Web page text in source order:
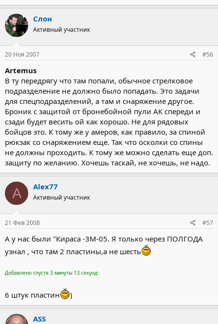
Слон
Активный участник
20 Ноя 2007 #56
Artemus
В ту передрягу что там попали, обычное стрелковое
подразделение не должно было попадать. Это задачи
для спецподразделений, а там и снаряжение другое.
Броник с защитой от бронебойной пули АК спереди и
сзади будет весить ой как хорошо. Не для рядовых
бойцов это. К тому же у амеров, как правило, за спиной
рюкзак со снаряжением еще. Так что осколки со спины
не должны проходить. К тому же можно сделать еще доп.
защиту по желанию. Хочешь таскай, не хочешь, не надо.
A Alex77
Активный участник
21 Фев 2008 #57
А у нас были "Кираса -3М-05. Я только через ПОЛГОДА
узнал , что там 2 пластины,а не шесть
Добавлено спустя 3 минуты 13 секунд:
6 штук пластин )
ASS